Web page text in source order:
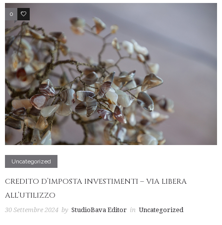
0 2
Uncategorized
CREDITO D’IMPOSTA INVESTIMENTI – VIA LIBERA
ALL’UTILIZZO
30 Settembre 2024 by StudioBava Editor in Uncategorized